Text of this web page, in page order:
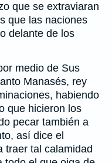
que se extraviaran
que las naciones
delante de los
medio de Sus
Manasés, rey
habiendo
que hicieron los
pecar también a
así dice el
traer tal calamidad